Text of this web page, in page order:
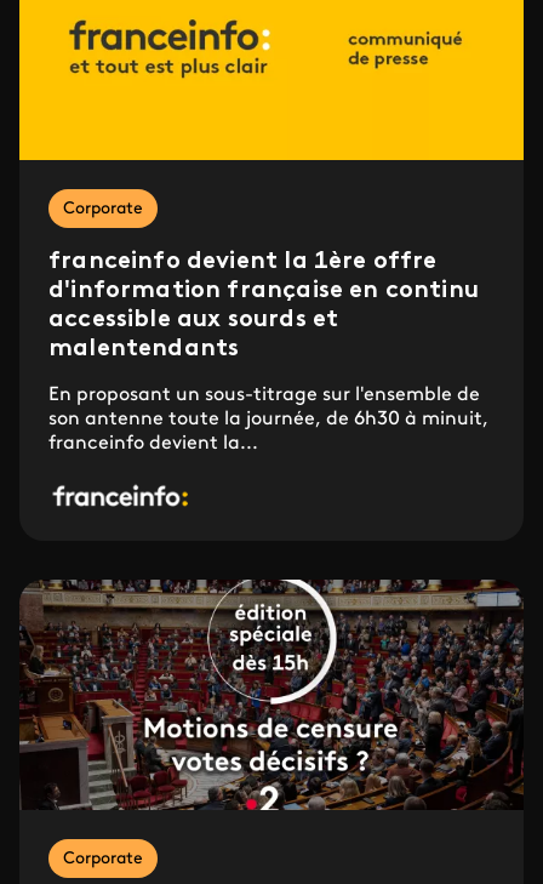
Corporate
franceinfo devient la 1ère offre
d'information française en continu
accessible aux sourds et
malentendants
En proposant un sous-titrage sur l'ensemble de
son antenne toute la journée, de 6h30 à minuit,
franceinfo devient la...
Corporate